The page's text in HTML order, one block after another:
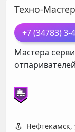
Техно-Мастер
+7 (34783) 3-
Мастера
отпаривателей